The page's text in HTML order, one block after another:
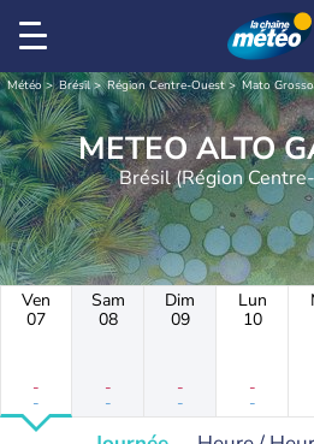
Météo Brésil Région Centre-Ouest Mato Grosso
METEO
Brésil (Région
Ven
07
-
-
Sam
08
-
-
Dim
09
-
-
Lun
10
-
-